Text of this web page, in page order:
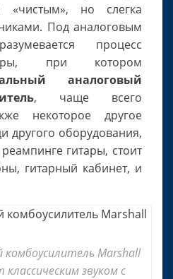
«чистым», но слегка
Под аналоговым
процесс
при котором
аналоговый
, чаще всего
некоторое другое
другого оборудования,
гитары, стоит
гитарный кабинет, и
Marshall
звуком с